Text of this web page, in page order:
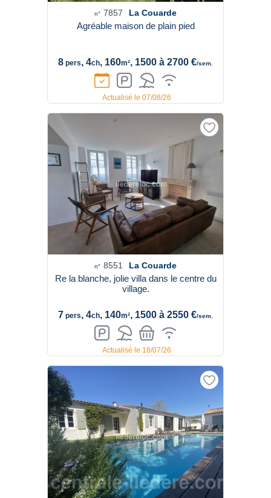
n° 7857 La Couarde
Agréable maison de plain pied
8 pers, 4ch, 160m², 1500 à 2700 €/sem.
Actualisé le 07/08/26
n° 8551 La Couarde
Re la blanche, jolie villa dans le centre du
village.
7 pers, 4ch, 140m², 1500 à 2550 €/sem.
Actualisé le 18/07/26